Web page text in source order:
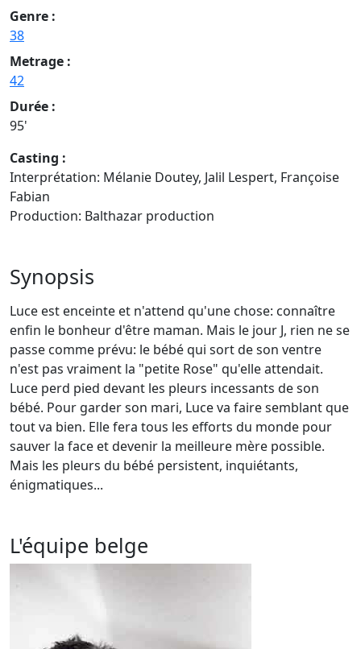
Genre :
38
Metrage :
42
Durée :
95'
Casting :
Interprétation: Mélanie Doutey, Jalil Lespert, Françoise
Fabian
Production: Balthazar production
Synopsis
Luce est enceinte et n'attend qu'une chose: connaître
enfin le bonheur d'être maman. Mais le jour J, rien ne se
passe comme prévu: le bébé qui sort de son ventre
n'est pas vraiment la "petite Rose" qu'elle attendait.
Luce perd pied devant les pleurs incessants de son
bébé. Pour garder son mari, Luce va faire semblant que
tout va bien. Elle fera tous les efforts du monde pour
sauver la face et devenir la meilleure mère possible.
Mais les pleurs du bébé persistent, inquiétants,
énigmatiques...
L'équipe belge